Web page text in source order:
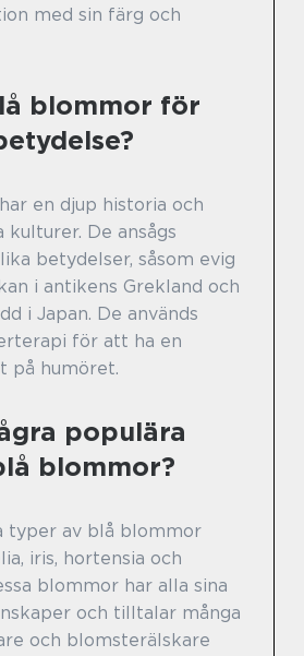
med sin färg och
blommor för
en djup historia och
De ansågs
betydelser, såsom evig
i antikens Grekland och
i Japan. De används
för att ha en
på humöret.
populära
blommor?
typer av blå blommor
iris, hortensia och
blommor har alla sina
och tilltalar många
och blomsterälskare